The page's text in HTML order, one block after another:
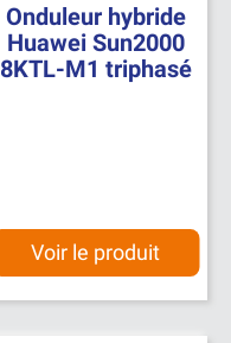
Onduleur hybride
Huawei Sun2000
8KTL-M1 triphasé
Voir le produit